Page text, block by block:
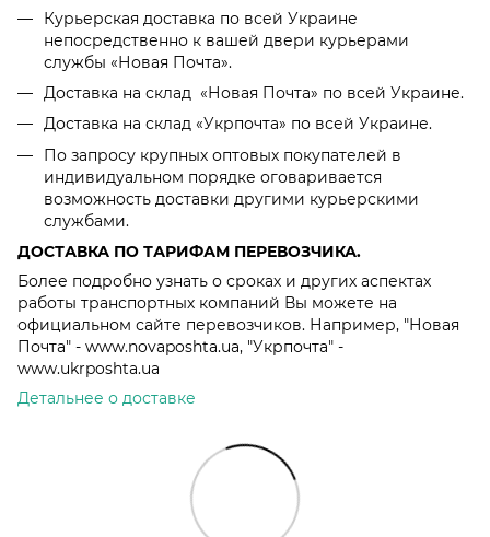
Курьерская доставка по всей Украине
непосредственно к вашей двери курьерами
службы «Новая Почта».
Доставка на склад «Новая Почта» по всей Украине.
Доставка на склад «Укрпочта» по всей Украине.
По запросу крупных оптовых покупателей в
индивидуальном порядке оговаривается
возможность доставки другими курьерскими
службами.
ДОСТАВКА ПО ТАРИФАМ ПЕРЕВОЗЧИКА.
Более подробно узнать о сроках и других аспектах
работы транспортных компаний Вы можете на
официальном сайте перевозчиков. Например, "Новая
Почта" - www.novaposhta.ua, "Укрпочта" -
www.ukrposhta.ua
Детальнее о доставке